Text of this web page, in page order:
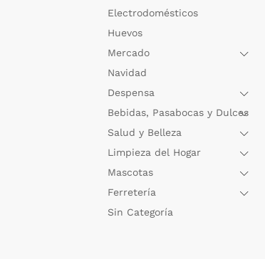
Electrodomésticos
Huevos
Mercado
Navidad
Despensa
Bebidas, Pasabocas y Dulces
Salud y Belleza
Limpieza del Hogar
Mascotas
Ferretería
Sin Categoría